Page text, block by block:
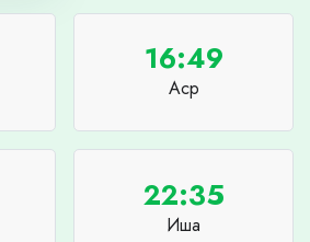
16:49
Аср
22:35
Иша